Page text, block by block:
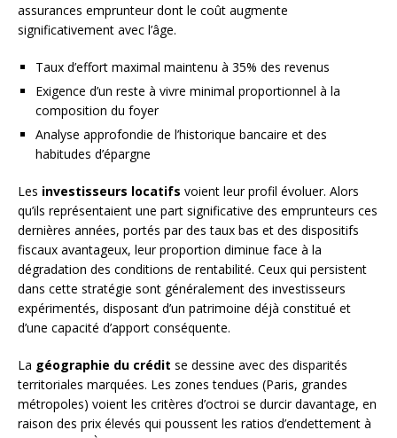
assurances emprunteur dont le coût augmente
significativement avec l’âge.
Taux d’effort maximal maintenu à 35% des revenus
Exigence d’un reste à vivre minimal proportionnel à la
composition du foyer
Analyse approfondie de l’historique bancaire et des
habitudes d’épargne
Les investisseurs locatifs voient leur profil évoluer. Alors
qu’ils représentaient une part significative des emprunteurs ces
dernières années, portés par des taux bas et des dispositifs
fiscaux avantageux, leur proportion diminue face à la
dégradation des conditions de rentabilité. Ceux qui persistent
dans cette stratégie sont généralement des investisseurs
expérimentés, disposant d’un patrimoine déjà constitué et
d’une capacité d’apport conséquente.
La géographie du crédit se dessine avec des disparités
territoriales marquées. Les zones tendues (Paris, grandes
métropoles) voient les critères d’octroi se durcir davantage, en
raison des prix élevés qui poussent les ratios d’endettement à